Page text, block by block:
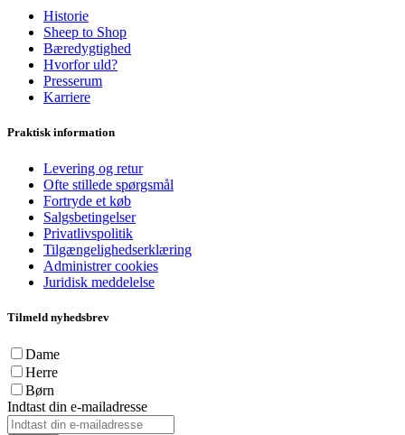
Historie
Sheep to Shop
Bæredygtighed
Hvorfor uld?
Presserum
Karriere
Praktisk information
Levering og retur
Ofte stillede spørgsmål
Fortryde et køb
Salgsbetingelser
Privatlivspolitik
Tilgængelighedserklæring
Administrer cookies
Juridisk meddelelse
Tilmeld nyhedsbrev
Dame
Herre
Børn
Indtast din e-mailadresse